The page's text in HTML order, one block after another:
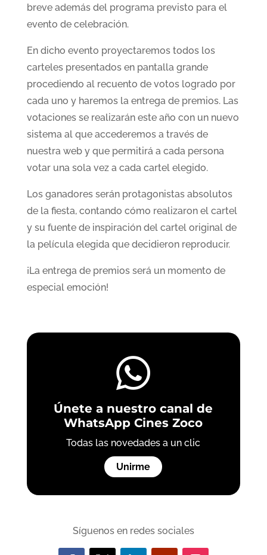
breve además del programa previsto para el
evento de celebración.
En dicho evento proyectaremos todos los
carteles presentados en pantalla grande
procediendo al recuento de votos logrado por
cada uno y haremos la entrega de premios. Las
votaciones se realizarán este año con un nuevo
sistema al que accederemos a través de
nuestra web y que permitirá a cada persona
votar una sola vez a cada cartel elegido.
Los ganadores serán protagonistas absolutos
de la fiesta, contando cómo realizaron el cartel
y su fuente de inspiración del cartel original de
la película elegida que decidieron reproducir.
¡La entrega de premios será un momento de
especial emoción!

Únete a nuestro canal de
WhatsApp Cines Zoco
Todas las novedades a un clic
Unirme
Síguenos en redes sociales